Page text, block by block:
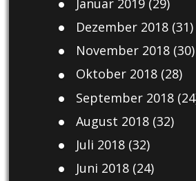
Januar 2019(29)
Dezember 2018(31)
November 2018(30)
Oktober 2018(28)
September 2018
August 2018(32)
Juli 2018(32)
Juni 2018(24)